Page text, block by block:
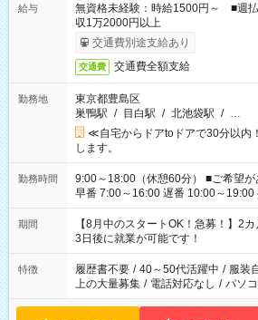
給与
無資格未経験：時給1500円～ ■週
収1万2000円以上
交通費別途支給あり
交通費 交通費全額支給
勤務地
東京都豊島区
巣鴨駅 / 目白駅 / 北池袋駅 / …
≪自宅からドアtoドアで30分以内
します。
勤務時間
9:00～18:00（休憩60分） ■ご希望があれば下記シフトもOK！
早番 7:00～16:00 遅番 10:00～19:00 夜
と休みを合わせたい」 「余裕を持っ
「できれば残業はしたくない」 な
ね。 ※Wワーク希望の方へ 今ご覧のお仕事で希望する勤務時間
と、もう1つのお仕事の勤務時間。
合は応募できません。
期間
【8月中のスタートOK！急募！】2
3日後に就業が可能です！
特徴 履歴書不要 / 40～50代活躍中 / 服装
上の大量募集 / 電話対応なし / パソ